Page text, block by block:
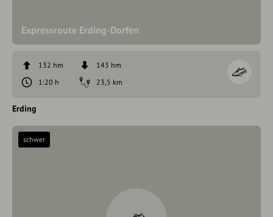
Expressroute Erding-Dorfen
132 hm
143 hm
1:20 h
23,5 km
Erding
schwer